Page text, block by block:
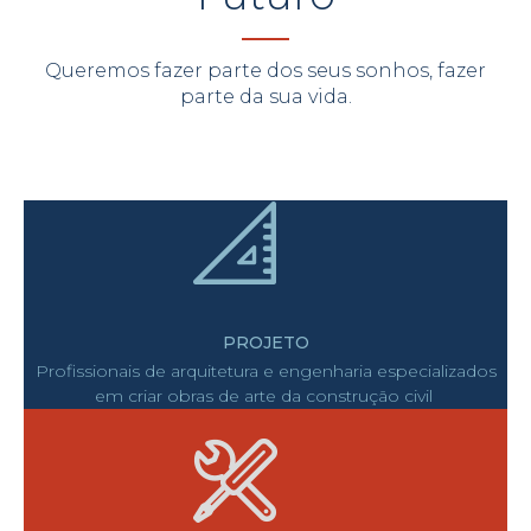
Queremos fazer parte dos seus sonhos, fazer
parte da sua vida.
PROJETO
Profissionais de arquitetura e engenharia especializados
em criar obras de arte da construção civil ​